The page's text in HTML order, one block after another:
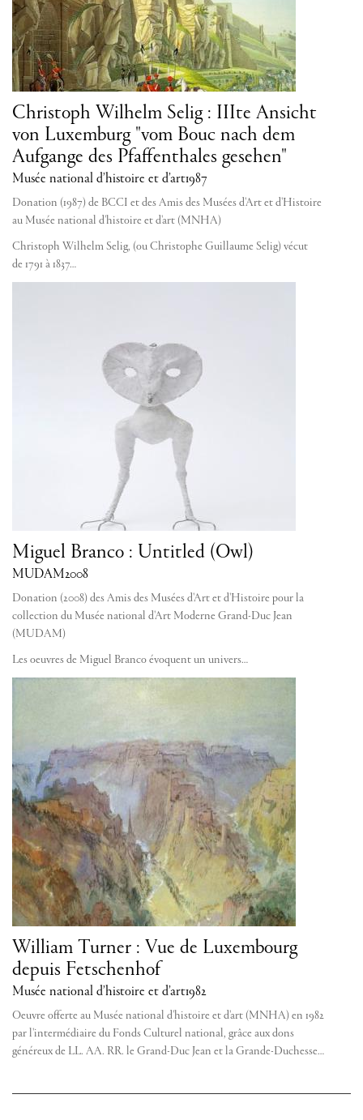
Christoph Wilhelm Selig : IIIte Ansicht
von Luxemburg "vom Bouc nach dem
Aufgange des Pfaffenthales gesehen"
Musée national d’histoire et d’art1987
Donation (1987) de BCCI et des Amis des Musées d'Art et d'Histoire
au Musée national d'histoire et d'art (MNHA)
Christoph Wilhelm Selig, (ou Christophe Guillaume Selig) vécut
de 1791 à 1837…
Miguel Branco : Untitled (Owl)
MUDAM2008
Donation (2008) des Amis des Musées d'Art et d'Histoire pour la
collection du Musée national d'Art Moderne Grand-Duc Jean
(MUDAM)
Les oeuvres de Miguel Branco évoquent un univers…
William Turner : Vue de Luxembourg
depuis Fetschenhof
Musée national d’histoire et d’art1982
Oeuvre offerte au Musée national d'histoire et d'art (MNHA) en 1982
par l'intermédiaire du Fonds Culturel national, grâce aux dons
généreux de LL. AA. RR. le Grand-Duc Jean et la Grande-Duchesse…